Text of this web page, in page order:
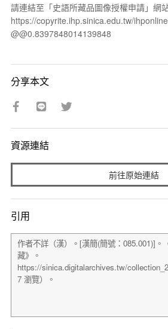
請連結至「史語所藏品圖像授權申請」網
https://copyrite.ihp.sinica.edu.tw/
@@0.8397848014139848
分享本文
資源連結
前往原始連結
引用